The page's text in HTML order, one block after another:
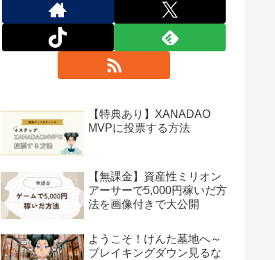
【特典あり】XANADAO
MVPに投票する方法
【無課金】資産性ミリオン
アーサーで5,000円稼いだ方
法を画像付きで大公開
ようこそ！けんた墓地へ～
ブレイキングダウン見るな